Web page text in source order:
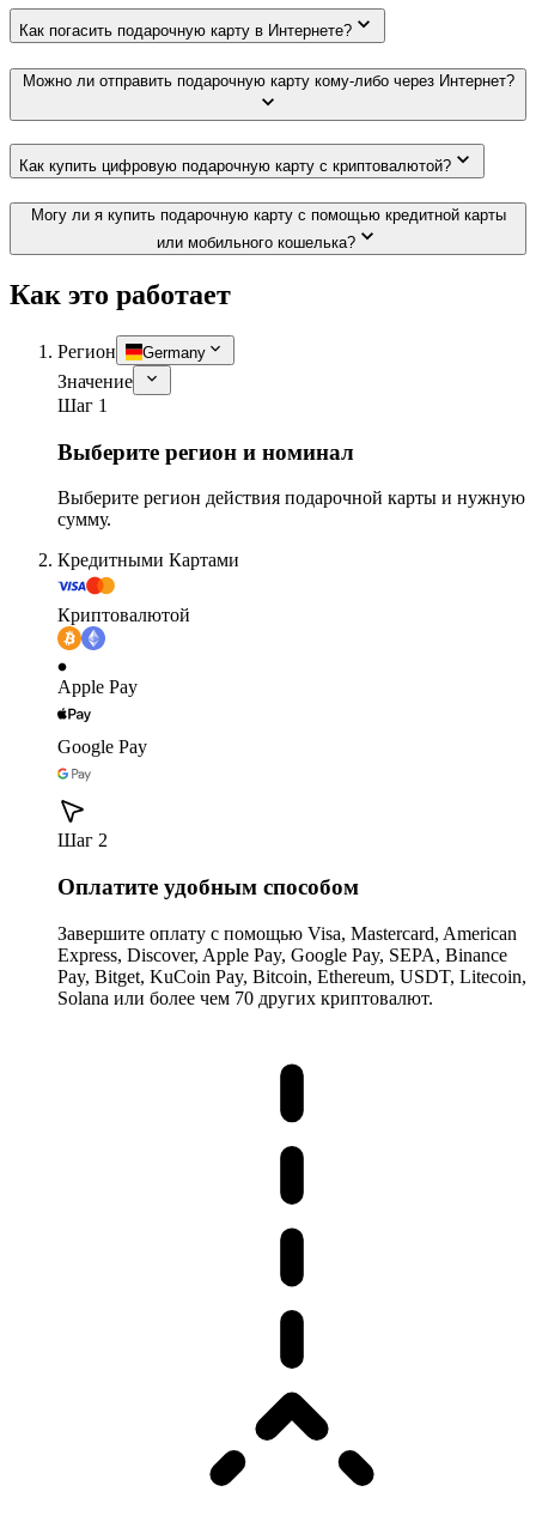
Как погасить подарочную карту в Интернете?
Можно ли отправить подарочную карту кому-либо через Интернет?
Как купить цифровую подарочную карту с криптовалютой?
Могу ли я купить подарочную карту с помощью кредитной карты
или мобильного кошелька?
Как это работает
Регион Germany
Значение
Шаг 1
Выберите регион и номинал
Выберите регион действия подарочной карты и нужную
сумму.
Кредитными Картами
Криптовалютой
Apple Pay
Google Pay
Шаг 2
Оплатите удобным способом
Завершите оплату с помощью Visa, Mastercard, American
Express, Discover, Apple Pay, Google Pay, SEPA, Binance
Pay, Bitget, KuCoin Pay, Bitcoin, Ethereum, USDT, Litecoin,
Solana или более чем 70 других криптовалют.